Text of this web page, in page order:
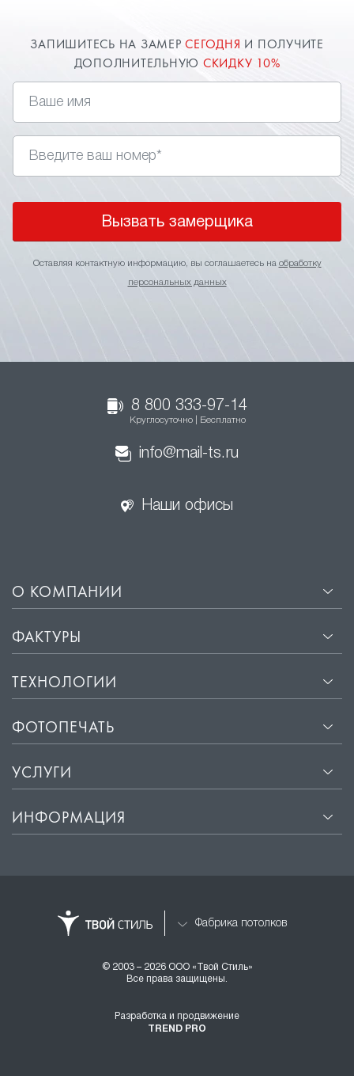
ЗАПИШИТЕСЬ НА ЗАМЕРСЕГОДНЯ И ПОЛУЧИТЕ
ДОПОЛНИТЕЛЬНУЮ СКИДКУ 10%
Вызвать замерщика
Оставляя контактную информацию, вы соглашаетесь на обработку
персональных данных
8 800 333-97-14
Круглосуточно | Бесплатно
info@mail-ts.ru
Наши офисы
О КОМПАНИИ
ФАКТУРЫ
ТЕХНОЛОГИИ
ФОТОПЕЧАТЬ
УСЛУГИ
ИНФОРМАЦИЯ
Фабрика потолков
© 2003 – 2026 ООО «Твой Стиль»
Все права защищены.
Разработка и продвижение
TREND PRO